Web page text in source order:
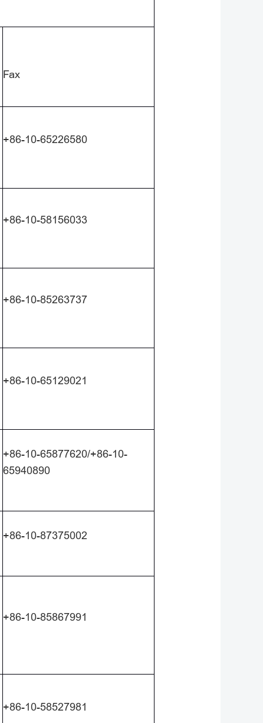
Fax
+86-10-65226580
+86-10-58156033
+86-10-85263737
+86-10-65129021
+86-10-65877620/+86-10-
65940890
+86-10-87375002
+86-10-85867991
+86-10-58527981